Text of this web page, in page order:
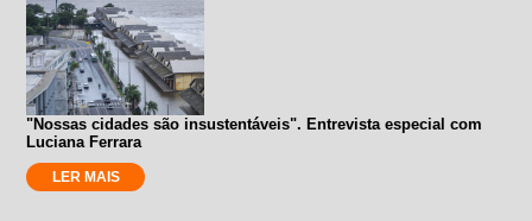
"Nossas cidades são insustentáveis". Entrevista especial com
Luciana Ferrara
LER MAIS